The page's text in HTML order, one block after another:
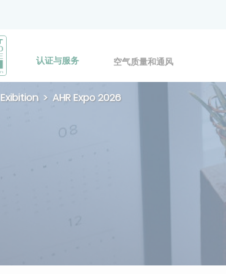
认证与服务 空气质量和通风
Exibition AHR Expo 2026